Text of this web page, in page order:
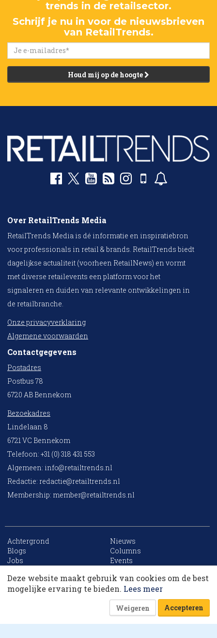
trends in de retailsector.
Schrijf je nu in voor de nieuwsbrieven
van RetailTrends.
Houd mij op de hoogte
Over RetailTrends Media
RetailTrends Media is dé informatie en inspiratiebron
voor professionals in retail & brands. RetailTrends biedt
dagelijkse actualiteit (voorheen RetailNews) en vormt
met diverse retailevents een platform voor het
signaleren en duiden van relevante ontwikkelingen in
de retailbranche.
Onze privacyverklaring
Algemene voorwaarden
Contactgegevens
Postadres
Postbus 78
6720 AB Bennekom
Bezoekadres
Lindelaan 8
6721 VC Bennekom
Telefoon: +31 (0) 318 431 553
Algemeen: info@retailtrends.nl
Redactie: redactie@retailtrends.nl
Membership: member@retailtrends.nl
Achtergrond
Nieuws
Blogs
Columns
Jobs
Events
Archief
Sitemap
Website is powered by
Deze website maakt gebruik van cookies om de best
mogelijke ervaring te bieden. Lees meer
Weigeren Accepteren
10 collega’s
Korting op events